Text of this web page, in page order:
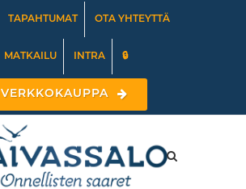
TAPAHTUMAT OTA YHTEYTTÄ
MATKAILU INTRA 🔒
VERKKOKAUPPA